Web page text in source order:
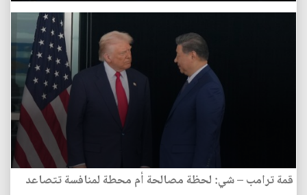
قمة ترامب – شي: لحظة مصالحة أم محطة لمنافسة تتصاعد